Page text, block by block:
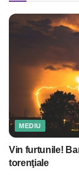
MEDIU
Vin furtunile!
torenţiale